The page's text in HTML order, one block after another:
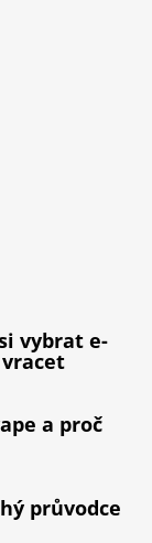
vybrat e-
a proč
průvodce